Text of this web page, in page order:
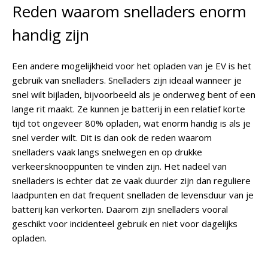
Reden waarom snelladers enorm
handig zijn
Een andere mogelijkheid voor het opladen van je EV is het
gebruik van snelladers. Snelladers zijn ideaal wanneer je
snel wilt bijladen, bijvoorbeeld als je onderweg bent of een
lange rit maakt. Ze kunnen je batterij in een relatief korte
tijd tot ongeveer 80% opladen, wat enorm handig is als je
snel verder wilt. Dit is dan ook de reden waarom
snelladers vaak langs snelwegen en op drukke
verkeersknooppunten te vinden zijn. Het nadeel van
snelladers is echter dat ze vaak duurder zijn dan reguliere
laadpunten en dat frequent snelladen de levensduur van je
batterij kan verkorten. Daarom zijn snelladers vooral
geschikt voor incidenteel gebruik en niet voor dagelijks
opladen.